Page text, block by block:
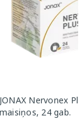
JONAX Nervonex
maisiņos, 24 gab.